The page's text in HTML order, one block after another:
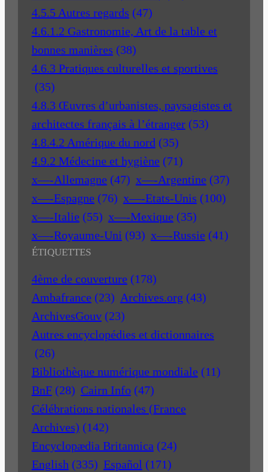
4.5.5 Autres regards (47)
4.6.1.2 Gastronomie, Art de la table et
bonnes manières (38)
4.6.3 Pratiques culturelles et sportives
(35)
4.8.3 Œuvres d’urbanistes, paysagistes et
architectes français à l’étranger (53)
4.8.4.2 Amérique du nord (35)
4.9.2 Médecine et hygiène (71)
x—-Allemagne (47) x—-Argentine (37)
x—-Espagne (76) x—-Etats-Unis (100)
x—-Italie (55) x—-Mexique (35)
x—-Royaume-Uni (93) x—-Russie (41)
ÉTIQUETTES
4ème de couverture (178)
Ambafrance (23) Archives.org (43)
ArchivesGouv (23)
Autres encyclopédies et dictionnaires
(26)
Bibliothèque numérique mondiale (11)
BnF (28) Cairn Info (47)
Célébrations nationales (France
Archives) (142)
Encyclopædia Britannica (24)
English (335) Español (171)